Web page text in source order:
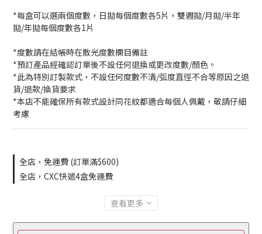
*每盒可以選兩個度數，日拋每個度數各5片，雙週拋/月拋/半年
拋/年拋每個度數各1片
*度數請在結帳時在散光度數欄目備註
*預訂產品經確認訂單後不設任何退換或更改度數/顏色。
*此為特別訂製款式，不設任何度數不清/弧度直徑不合等原因之退
貨/退款/換貨要求
*本店不能確保所有款式設計同花紋都適合每個人佩戴，敬請仔細
考慮
全店，免運費 (訂單滿$600)
全店，CXC快遞4盒免運費
查看更多